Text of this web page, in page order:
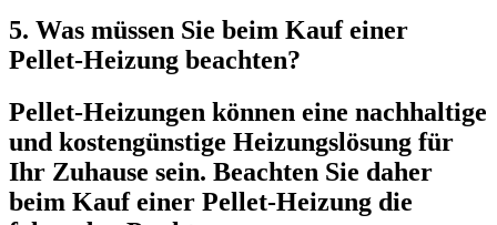
5. Was müssen Sie beim Kauf einer
Pellet-Heizung beachten?
Pellet-Heizungen können eine nachhaltige
und kostengünstige Heizungslösung für
Ihr Zuhause sein. Beachten Sie daher
beim Kauf einer Pellet-Heizung die